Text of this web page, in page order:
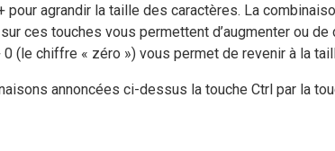
agrandir la taille des caractères. La
ces touches vous permettent d’augmenter ou de
(le chiffre « zéro ») vous permet de revenir à la
annoncées ci-dessus la touche Ctrl par la